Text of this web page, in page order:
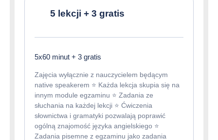
5 lekcji + 3 gratis
5x60 minut + 3 gratis
Zajęcia wyłącznie z nauczycielem będącym
native speakerem ⭐️ Każda lekcja skupia się na
innym module egzaminu ⭐️ Zadania ze
słuchania na każdej lekcji ⭐️ Ćwiczenia
słownictwa i gramatyki pozwalają poprawić
ogólną znajomość języka angielskiego ⭐️
Zadania pisemne z egzaminu jako zadania